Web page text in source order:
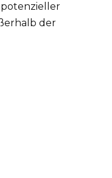
potenzieller
der